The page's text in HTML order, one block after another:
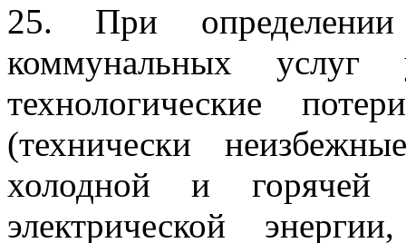
25. При определении
коммунальных услуг
технологические
(технически
холодной и горячей
электрической